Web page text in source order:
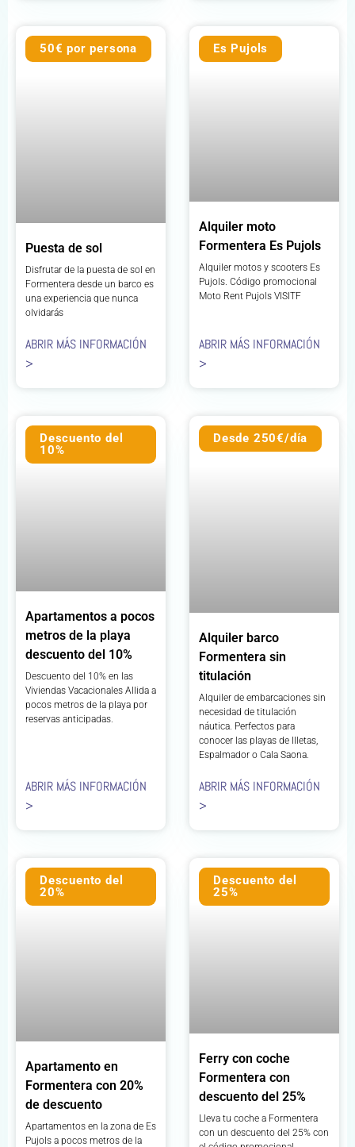
50€ por persona
Puesta de sol
Disfrutar de la puesta de sol en
Formentera desde un barco es
una experiencia que nunca
olvidarás
ABRIR MÁS INFORMACIÓN
>
Es Pujols
Alquiler moto
Formentera Es Pujols
Alquiler motos y scooters Es
Pujols. Código promocional
Moto Rent Pujols VISITF
ABRIR MÁS INFORMACIÓN
>
Descuento del
10%
Apartamentos a pocos
metros de la playa
descuento del 10%
Descuento del 10% en las
Viviendas Vacacionales Allida a
pocos metros de la playa por
reservas anticipadas.
ABRIR MÁS INFORMACIÓN
>
Desde 250€/día
Alquiler barco
Formentera sin
titulación
Alquiler de embarcaciones sin
necesidad de titulación
náutica. Perfectos para
conocer las playas de Illetas,
Espalmador o Cala Saona.
ABRIR MÁS INFORMACIÓN
>
Descuento del
20%
Apartamento en
Formentera con 20%
de descuento
Apartamentos en la zona de Es
Pujols a pocos metros de la
Descuento del
25%
Ferry con coche
Formentera con
descuento del 25%
Lleva tu coche a Formentera
con un descuento del 25% con